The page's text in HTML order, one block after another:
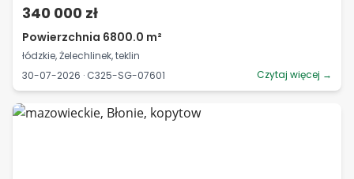
340 000 zł
Powierzchnia 6800.0 m²
łódzkie, Żelechlinek, teklin
30-07-2026 · C325-SG-07601
Czytaj więcej →